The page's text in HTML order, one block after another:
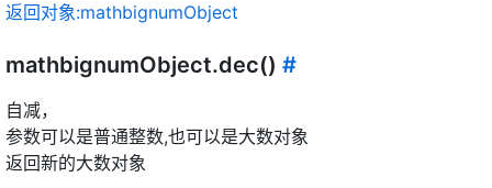
返回对象:mathbignumObject
mathbignumObject.dec() #
自减，
参数可以是普通整数,也可以是大数对象
返回新的大数对象